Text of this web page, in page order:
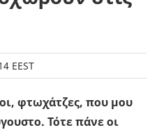
EEST
φτωχάτζες, που μου
Τότε πάνε οι